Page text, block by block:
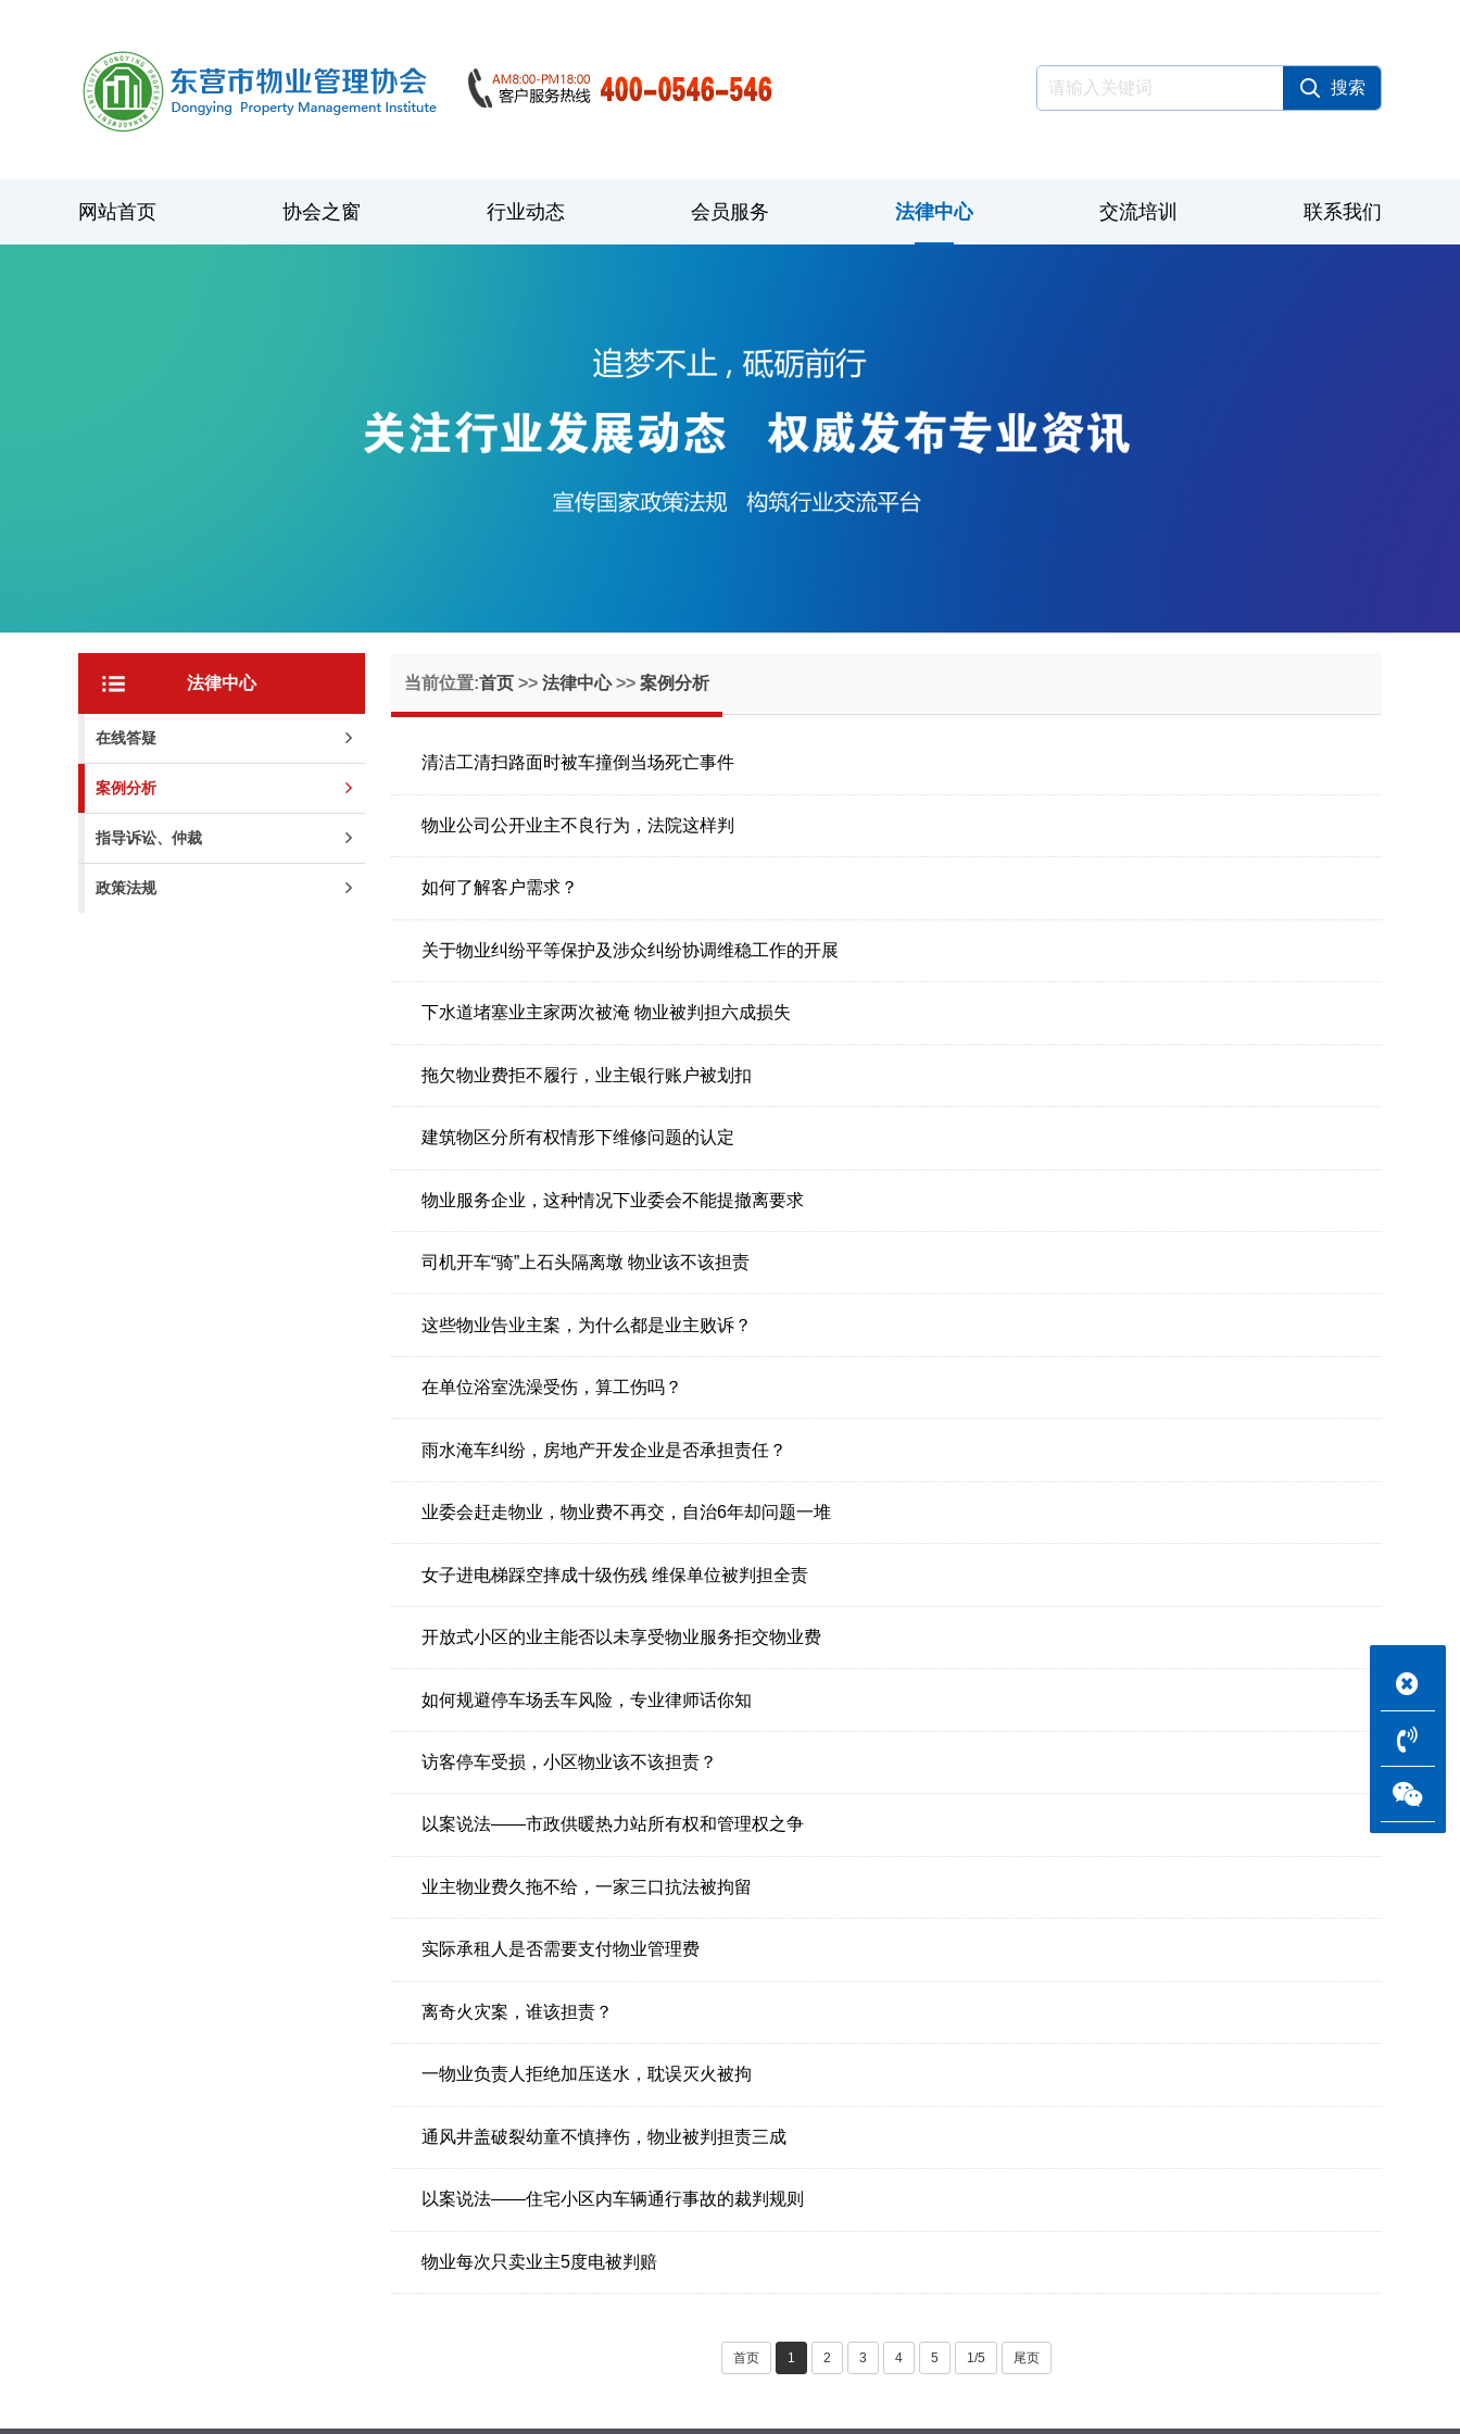
网站首页 协会之窗 行业动态 会员服务 法律中心 交流培训 联系我们
当前位置:首页 >> 法律中心>> 案例分析
清洁工清扫路面时被车撞倒当场死亡事件
物业公司公开业主不良行为，法院这样判
如何了解客户需求？
关于物业纠纷平等保护及涉众纠纷协调维稳工作的开展
下水道堵塞业主家两次被淹 物业被判担六成损失
拖欠物业费拒不履行，业主银行账户被划扣
建筑物区分所有权情形下维修问题的认定
物业服务企业，这种情况下业委会不能提撤离要求
司机开车“骑”上石头隔离墩 物业该不该担责
这些物业告业主案，为什么都是业主败诉？
在单位浴室洗澡受伤，算工伤吗？
雨水淹车纠纷，房地产开发企业是否承担责任？
业委会赶走物业，物业费不再交，自治6年却问题一堆
女子进电梯踩空摔成十级伤残 维保单位被判担全责
开放式小区的业主能否以未享受物业服务拒交物业费
如何规避停车场丢车风险，专业律师话你知
访客停车受损，小区物业该不该担责？
以案说法——市政供暖热力站所有权和管理权之争
业主物业费久拖不给，一家三口抗法被拘留
实际承租人是否需要支付物业管理费
离奇火灾案，谁该担责？
一物业负责人拒绝加压送水，耽误灭火被拘
通风井盖破裂幼童不慎摔伤，物业被判担责三成
以案说法——住宅小区内车辆通行事故的裁判规则
物业每次只卖业主5度电被判赔
首页 1 2 3 4 5 1/5 尾页
法律中心
在线答疑
案例分析
指导诉讼、仲裁
政策法规